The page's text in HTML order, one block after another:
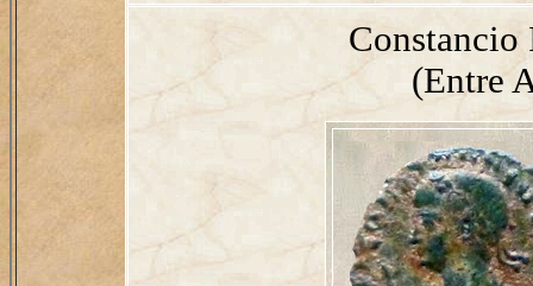
Constancio
(Entre